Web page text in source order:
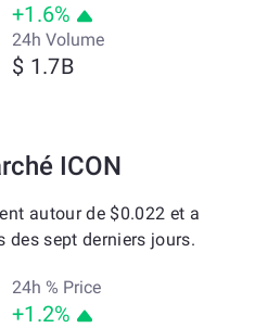
+1.6%
24h Volume
$ 1.7B
ICON
autour de $0.022 et a
des sept derniers jours.
24h % Price
+1.2%